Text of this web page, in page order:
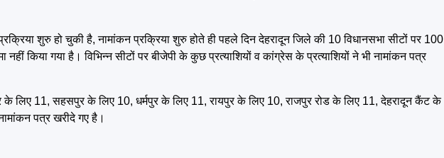
शुरु हो चुकी है, नामांकन प्रक्रिया शुरु होते ही पहले दिन देहरादून जिले की 10 विधानसभा सीटों पर 100
नहीं किया गया है। विभिन्न सीटों पर बीजेपी के कुछ प्रत्याशियों व कांग्रेस के प्रत्याशियों ने भी नामांकन पत्र
लिए 11, सहसपुर के लिए 10, धर्मपुर के लिए 11, रायपुर के लिए 10, राजपुर रोड के लिए 11, देहरादून कैंट के
पत्र खरीदे गए है।